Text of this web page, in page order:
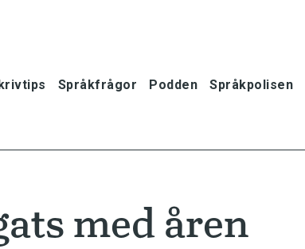
Språkfrågor Podden Språkpolisen
med åren